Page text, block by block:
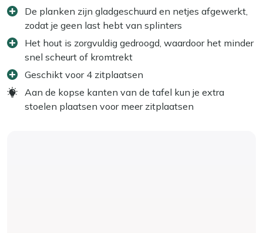
De planken zijn gladgeschuurd en netjes afgewerkt,
zodat je geen last hebt van splinters
Het hout is zorgvuldig gedroogd, waardoor het minder
snel scheurt of kromtrekt
Geschikt voor 4 zitplaatsen
Aan de kopse kanten van de tafel kun je extra
stoelen plaatsen voor meer zitplaatsen